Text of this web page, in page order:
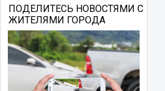
ПОДЕЛИТЕСЬ НОВОСТЯМИ С
ЖИТЕЛЯМИ ГОРОДА